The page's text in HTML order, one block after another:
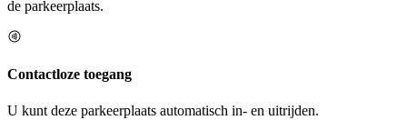
de parkeerplaats.
Contactloze toegang
U kunt deze parkeerplaats automatisch in- en uitrijden.